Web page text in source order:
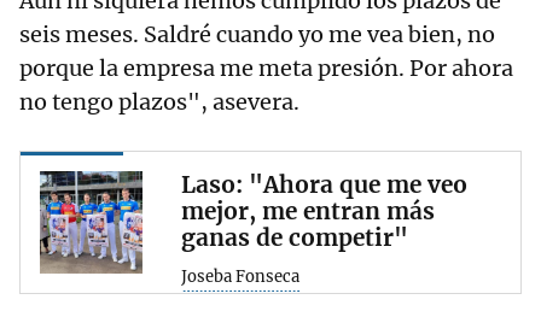
seis meses. Saldré cuando yo me vea bien, no
porque la empresa me meta presión. Por ahora
no tengo plazos", asevera.
Laso: "Ahora que me veo
mejor, me entran más
ganas de competir"
Joseba Fonseca